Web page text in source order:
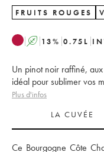
FRUITS ROUGES
A 13% 0.75 L
Un pinot noir raffiné,
idéal pour sublimer vos
Plus d'infos
LA CUVÉE
Ce Bourgogne Côte